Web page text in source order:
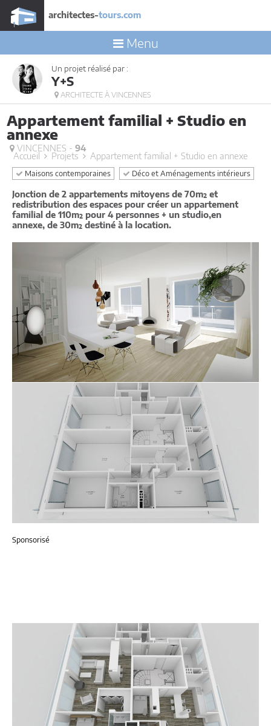
architectes-tours.com
Menu
Un projet réalisé par :
Y+S
ARCHITECTE À VINCENNES
Appartement familial + Studio en
annexe
VINCENNES - 94
Accueil Projets Appartement familial + Studio en annexe
Maisons contemporaines Déco et Aménagements intérieurs
Jonction de 2 appartements mitoyens de 70m² et
redistribution des espaces pour créer un appartement
familial de 110m² pour 4 personnes + un studio,en
annexe, de 30m² destiné à la location.
Sponsorisé